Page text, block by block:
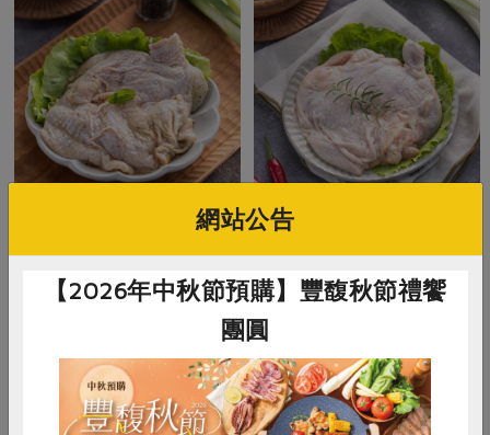
正)-200g/包
冷凍
御正食品股份有限公司
正)-200g/包
200公克
葷 冷凍
$128
網站公告
【2026年中秋節預購】豐馥秋節禮饗
團圓